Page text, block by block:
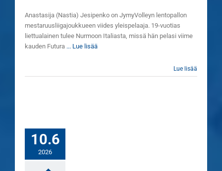
Anastasija (Nastia) Jesipenko on JymyVolleyn lentopallon
mestaruusliigajoukkueen viides yleispelaaja. 19-vuotias
liettualainen tulee Nurmoon Italiasta, missä hän pelasi viime
kauden Futura ... Lue lisää
Lue lisää
10.6
2026